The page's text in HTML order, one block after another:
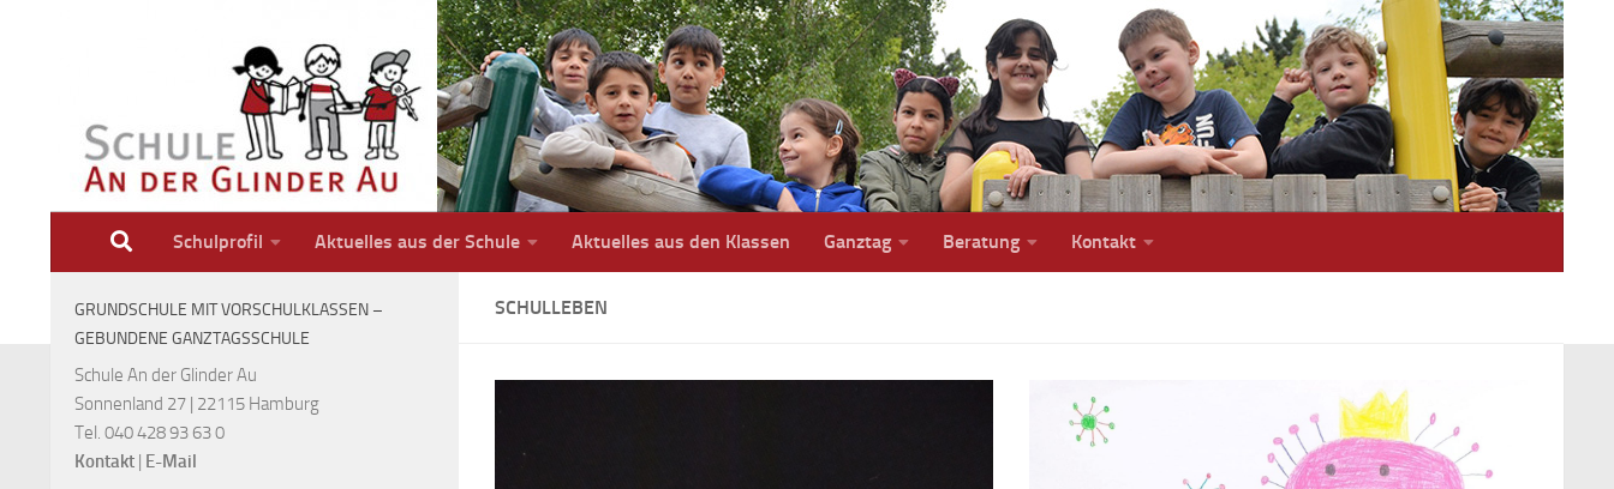
Schulprofil Aktuelles aus der Schule Aktuelles aus den Klassen Ganztag Beratung Kontakt
SCHULLEBEN
GRUNDSCHULE MIT VORSCHULKLASSEN –
GEBUNDENE GANZTAGSSCHULE
Schule An der Glinder Au
Sonnenland 27 | 22115 Hamburg
Tel. 040 428 93 63 0
Kontakt | E-Mail